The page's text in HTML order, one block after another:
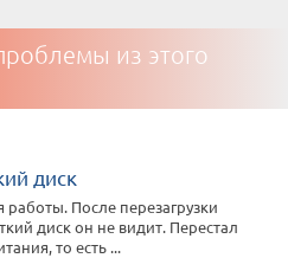
из этого
диск
После перезагрузки
диск он не видит. Перестал
то есть ...